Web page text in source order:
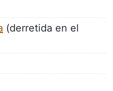
(derretida en el